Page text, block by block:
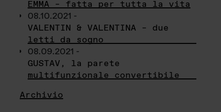
EMMA – fatta per tutta la vita
08.10.2021 -
VALENTIN & VALENTINA – due
letti da sogno
08.09.2021 -
GUSTAV, la parete
multifunzionale convertibile
Archivio